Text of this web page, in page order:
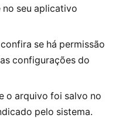
seu aplicativo
se há permissão
configurações do
o arquivo foi salvo no
pelo sistema.